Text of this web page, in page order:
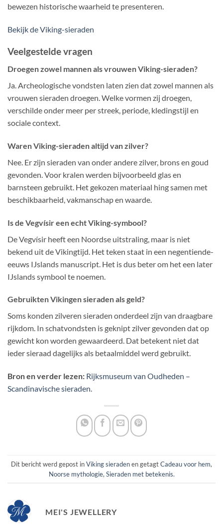
bewezen historische waarheid te presenteren.
Bekijk de Viking-sieraden
Veelgestelde vragen
Droegen zowel mannen als vrouwen Viking-sieraden?
Ja. Archeologische vondsten laten zien dat zowel mannen als
vrouwen sieraden droegen. Welke vormen zij droegen,
verschilde onder meer per streek, periode, kledingstijl en
sociale context.
Waren Viking-sieraden altijd van zilver?
Nee. Er zijn sieraden van onder andere zilver, brons en goud
gevonden. Voor kralen werden bijvoorbeeld glas en
barnsteen gebruikt. Het gekozen materiaal hing samen met
beschikbaarheid, vakmanschap en waarde.
Is de Vegvísir een echt Viking-symbool?
De Vegvísir heeft een Noordse uitstraling, maar is niet
bekend uit de Vikingtijd. Het teken staat in een negentiende-
eeuws IJslands manuscript. Het is dus beter om het een later
IJslands symbool te noemen.
Gebruikten Vikingen sieraden als geld?
Soms konden zilveren sieraden onderdeel zijn van draagbare
rijkdom. In schatvondsten is geknipt zilver gevonden dat op
gewicht kon worden gewaardeerd. Dat betekent niet dat
ieder sieraad dagelijks als betaalmiddel werd gebruikt.
Bron en verder lezen: Rijksmuseum van Oudheden –
Scandinavische sieraden.
Dit bericht werd gepost inViking sieradenen getagtCadeau voor hem,
Noorse mythologie, Sieraden met betekenis.
MEI'S JEWELLERY